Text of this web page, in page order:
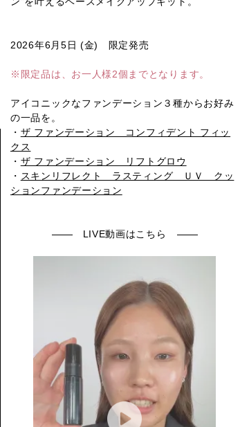
リフトグロ
リフトグロ
リフトグロ
リフトグロ
リフトグロ
クッション
ション001
クッション
ション002
クッション
ション003
クッション
ション004
クッション
ファンデー
ション005
クッション
ファンデー
ション006
2026年6月5日 (金) 限定発売
※限定品は、お一人様2個までとなります。
アイコニックなファンデーション３種からお好み
の一品を。
・ ザ ファンデーション コンフィデント フィッ
クス
・ ザ ファンデーション リフトグロウ
・ スキンリフレクト ラスティング ＵＶ クッ
ションファンデーション
LIVE動画はこちら